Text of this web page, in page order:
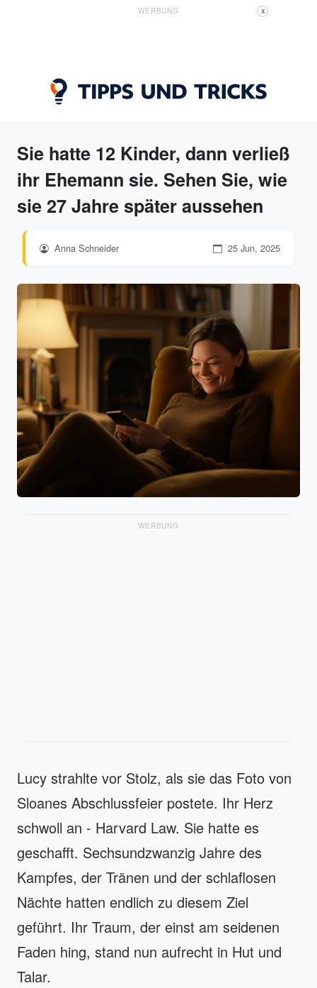
WERBUNG X
Sie hatte 12 Kinder, dann verließ
ihr Ehemann sie. Sehen Sie, wie
sie 27 Jahre später aussehen
Anna Schneider 25 Jun, 2025
WERBUNG
Lucy strahlte vor Stolz, als sie das Foto von
Sloanes Abschlussfeier postete. Ihr Herz
schwoll an - Harvard Law. Sie hatte es
geschafft. Sechsundzwanzig Jahre des
Kampfes, der Tränen und der schlaflosen
Nächte hatten endlich zu diesem Ziel
geführt. Ihr Traum, der einst am seidenen
Faden hing, stand nun aufrecht in Hut und
Talar.